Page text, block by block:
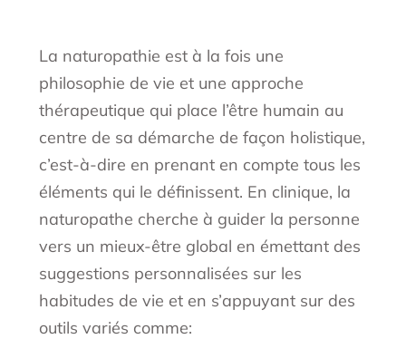
La naturopathie est à la fois une
philosophie de vie et une approche
thérapeutique qui place l’être humain au
centre de sa démarche de façon holistique,
c’est-à-dire en prenant en compte tous les
éléments qui le définissent. En clinique, la
naturopathe cherche à guider la personne
vers un mieux-être global en émettant des
suggestions personnalisées sur les
habitudes de vie et en s’appuyant sur des
outils variés comme: